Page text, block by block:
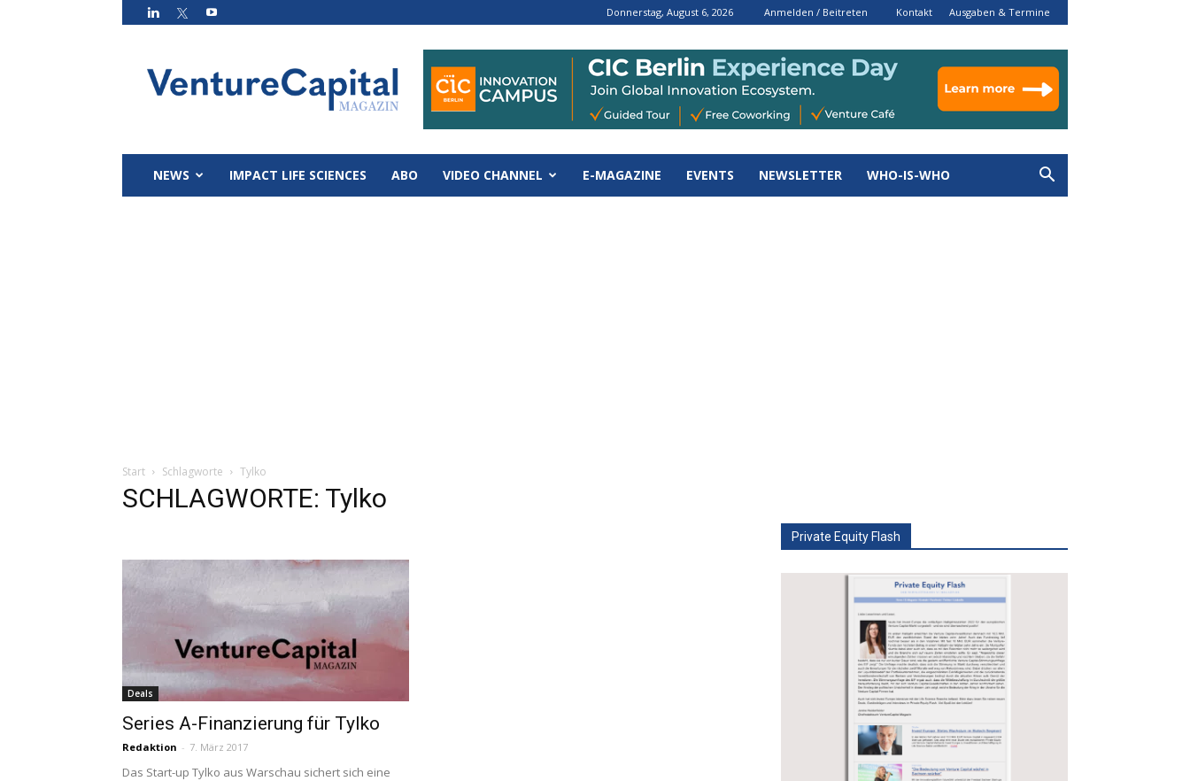
Donnerstag, August 6, 2026 Anmelden / Beitreten Kontakt Ausgaben & Termine
Magazin
NEWS IMPACT LIFE SCIENCES ABO VIDEO CHANNEL E-MAGAZINE EVENTS NEWSLETTER WHO-IS-WHO
Start Schlagworte Tylko
SCHLAGWORTE: Tylko
Deals
Series A-Finanzierung für Tylko
Redaktion - 7. März 2017
Das Start-up Tylko aus Warschau sichert sich eine
Private Equity Flash